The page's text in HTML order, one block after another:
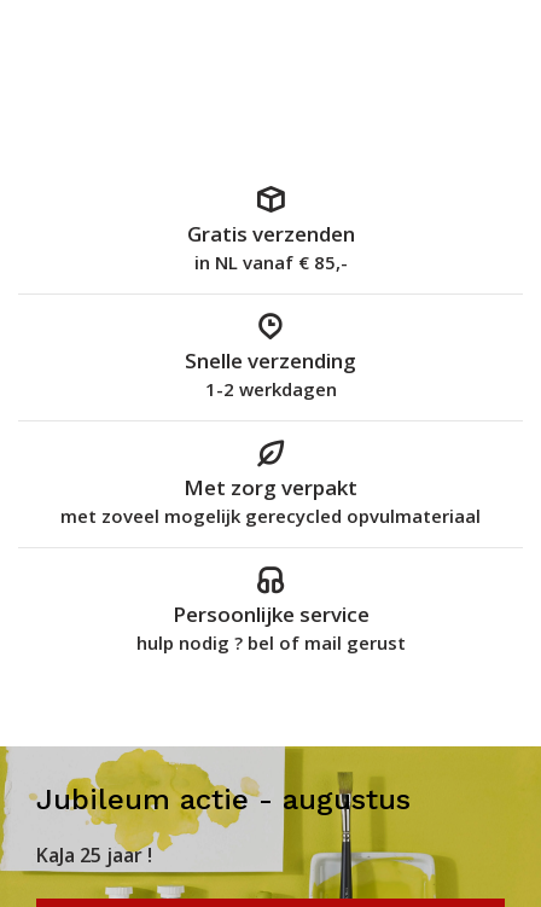
Gratis verzenden
in NL vanaf € 85,-
Snelle verzending
1-2 werkdagen
Met zorg verpakt
met zoveel mogelijk gerecycled opvulmateriaal
Persoonlijke service
hulp nodig ? bel of mail gerust
Jubileum actie - augustus
KaJa 25 jaar !